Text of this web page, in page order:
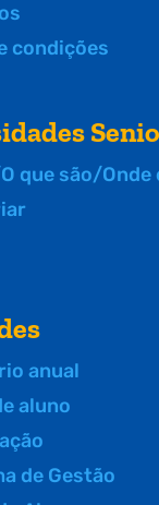
condições
que são/Onde
anual
aluno
de Gestão